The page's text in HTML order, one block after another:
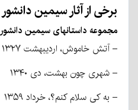
برخی از آثار سیمین دانشور
مجموعه داستانهای سیمین دانشور
– آتش خاموش، اردیبهشت ۱۳۲۷
– شهری چون بهشت، دی ۱۳۴۰
– به کی سلام کنم؟، خرداد ۱۳۵۹